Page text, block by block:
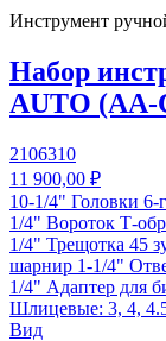
Инструмент
Набор
AUTO (AA-
2106310
11 900,00 ₽
10-1/4" Головки 6-
1/4" Вороток Т-
1/4" Трещотка 45
шарнир 1-1/4"
1/4" Адаптер для
Шлицевые: 3, 4,
Вид